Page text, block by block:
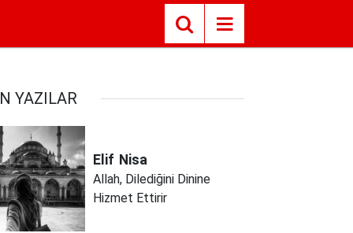
YAZILAR
Elif Nisa
Allah, Dilediğini Dinine
Hizmet Ettirir